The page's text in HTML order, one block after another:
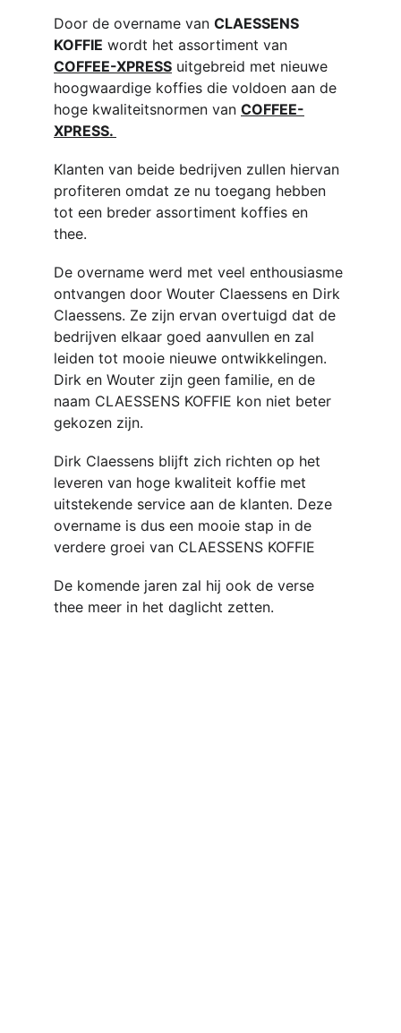
Door de overname van CLAESSENS
KOFFIE wordt het assortiment van
COFFEE-XPRESS uitgebreid met nieuwe
hoogwaardige koffies die voldoen aan de
hoge kwaliteitsnormen van COFFEE-
XPRESS.
Klanten van beide bedrijven zullen hiervan
profiteren omdat ze nu toegang hebben
tot een breder assortiment koffies en
thee.
De overname werd met veel enthousiasme
ontvangen door Wouter Claessens en Dirk
Claessens. Ze zijn ervan overtuigd dat de
bedrijven elkaar goed aanvullen en zal
leiden tot mooie nieuwe ontwikkelingen.
Dirk en Wouter zijn geen familie, en de
naam CLAESSENS KOFFIE kon niet beter
gekozen zijn.
Dirk Claessens blijft zich richten op het
leveren van hoge kwaliteit koffie met
uitstekende service aan de klanten. Deze
overname is dus een mooie stap in de
verdere groei van CLAESSENS KOFFIE
De komende jaren zal hij ook de verse
thee meer in het daglicht zetten.